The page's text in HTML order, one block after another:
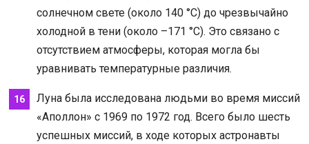
солнечном свете (около 140 °C) до чрезвычайно
холодной в тени (около –171 °C). Это связано с
отсутствием атмосферы, которая могла бы
уравнивать температурные различия.
Луна была исследована людьми во время миссий
«Аполлон» с 1969 по 1972 год. Всего было шесть
успешных миссий, в ходе которых астронавты